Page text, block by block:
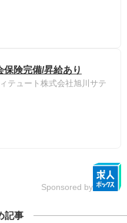
保険完備/昇給あり
テュート株式会社旭川サテ
Sponsored by
記事